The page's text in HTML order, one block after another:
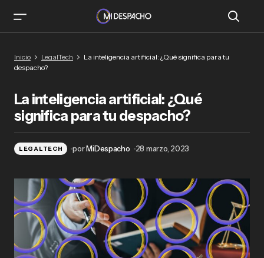
despacho?
Inicio LegalTech
La inteligencia artificial: ¿Qué significa para tu
despacho?
La inteligencia artificial: ¿Qué
significa para tu despacho?
LEGALTECH porMiDespacho 28 marzo, 2023